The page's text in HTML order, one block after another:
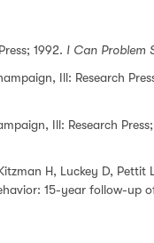
1992. I Can Problem
Ill: Research
Ill: Research
H, Luckey D,
15-year follow-up